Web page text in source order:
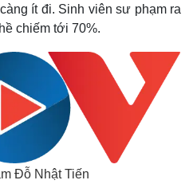
ít đi. Sinh viên sư phạm ra
chiếm tới 70%.
Đỗ Nhật Tiến